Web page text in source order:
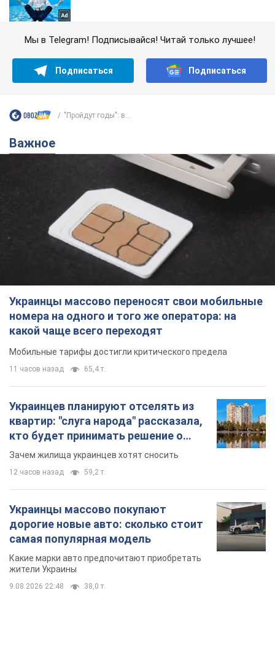
Мы в Telegram! Подписывайся! Читай только лучшее!
Подписаться Подписаться
"Пройдут годы": в...
Важное
Украинцы массово переносят свои мобильные
номера на одного и того же оператора: на
какой чаще всего переходят
Мобильные тарифы достигли критического предела
11 часов назад 65,4 т.
Украинцев планируют отселять из
квартир: "слуга народа" рассказала,
кто будет принимать решение о
сносе домов
Зачем жилища украинцев хотят сносить
12 часов назад 59,2 т.
Украинцы массово покупают
дорогие новые авто: сколько стоит
самая популярная модель
Какие марки авто предпочитают приобретать
жители Украины
9.08.2026 22:48 38,0 т.